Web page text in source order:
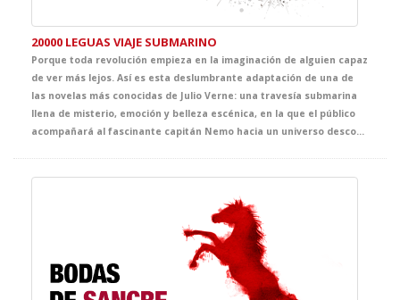
20000 LEGUAS VIAJE SUBMARINO
Porque toda revolución empieza en la imaginación de alguien capaz
de ver más lejos. Así es esta deslumbrante adaptación de una de
las novelas más conocidas de Julio Verne: una travesía submarina
llena de misterio, emoción y belleza escénica, en la que el público
acompañará al fascinante capitán Nemo hacia un universo desconocido. Un espectáculo que celebra el poder de la fantasía como origen de los grandes avances científicos.